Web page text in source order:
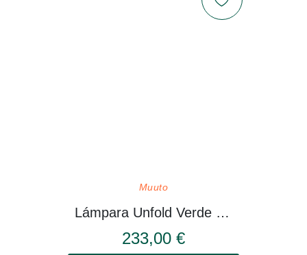
Muuto
Lámpara Unfold Verde Oliva
233,00 €